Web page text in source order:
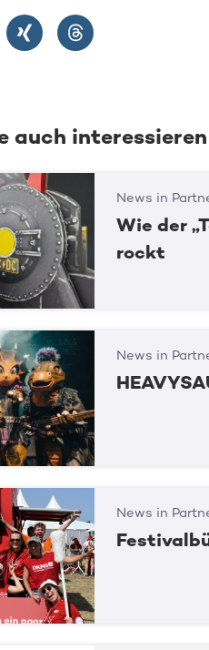
auch interessieren
News in
Wie der
rockt
News in
News in